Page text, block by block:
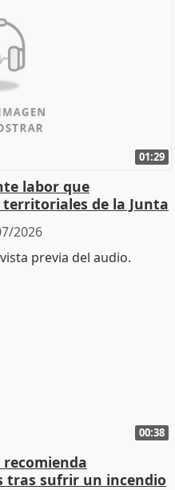
01:29
labor que
de la Junta
2026
00:38
recomienda
tras sufrir un incendio